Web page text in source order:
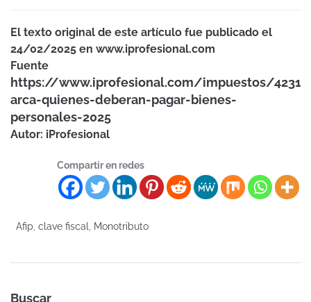
El texto original de este artículo fue publicado el
24/02/2025 en www.iprofesional.com
Fuente
https://www.iprofesional.com/impuestos/
arca-quienes-deberan-pagar-bienes-
personales-2025
Autor: iProfesional
Compartir en redes
Afip, clave fiscal, Monotributo
Buscar